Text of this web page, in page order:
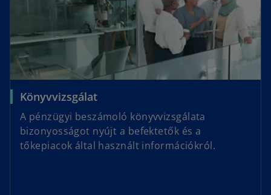
Könyvvizsgálat
A pénzügyi beszámoló könyvvizsgálata
bizonyosságot nyújt a befektetők és a
tőkepiacok által használt információkról.